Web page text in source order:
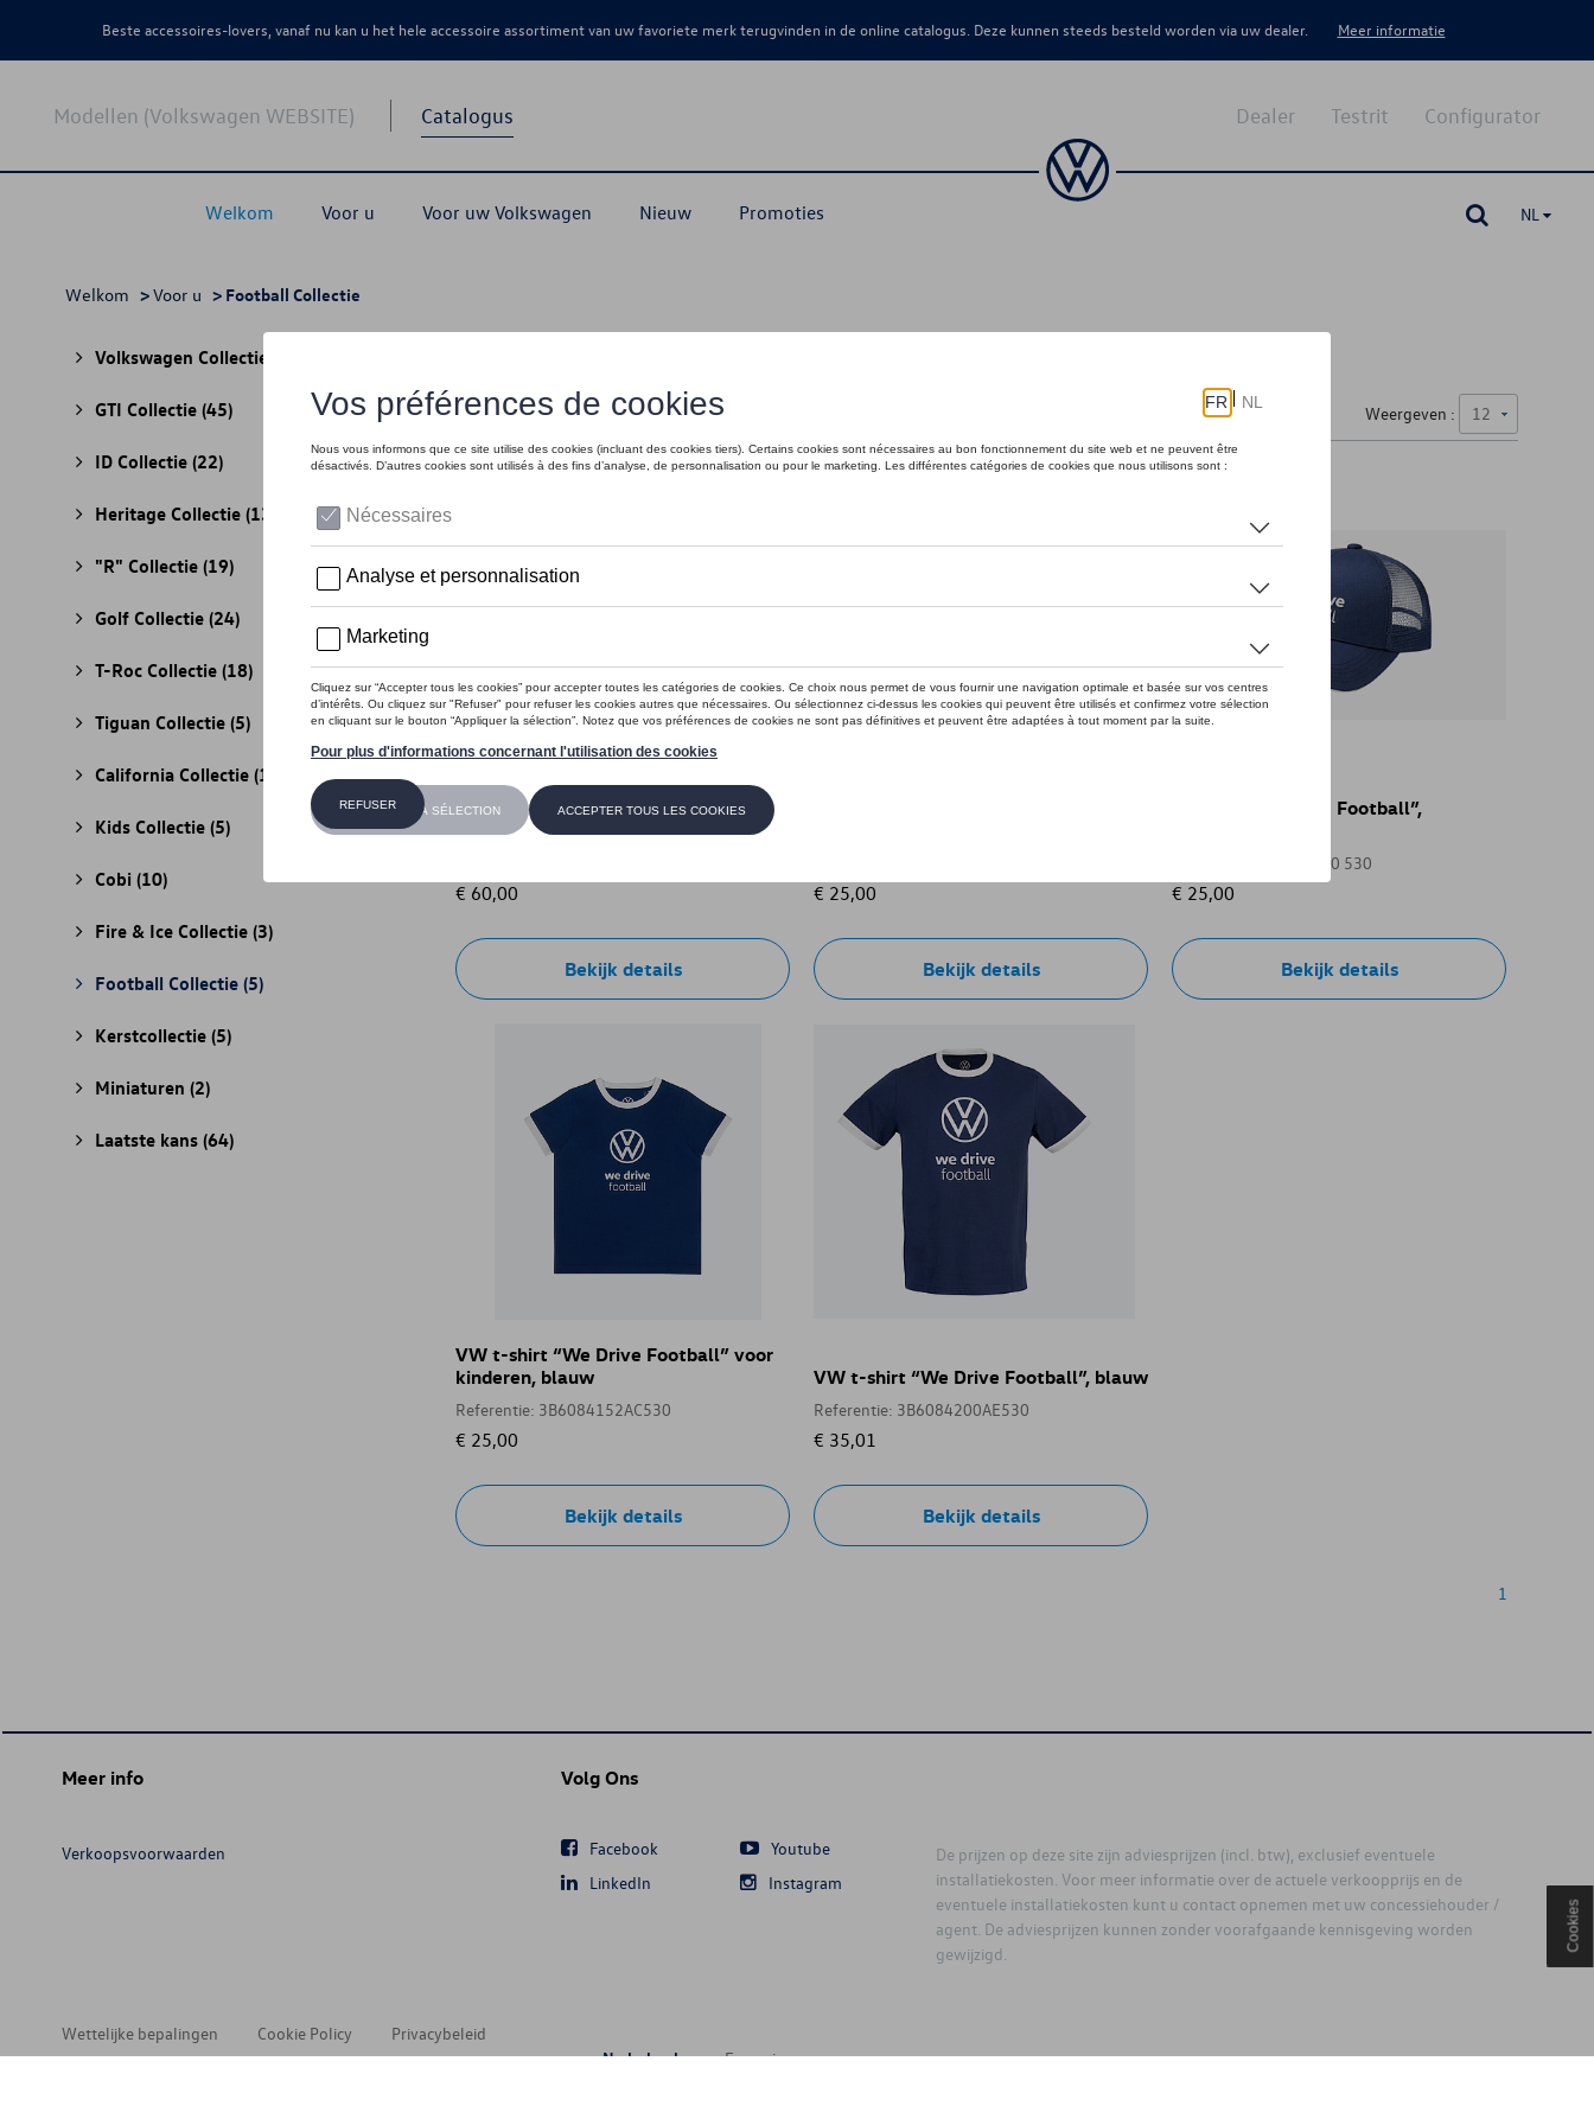
Beste accessoires-lovers, vanaf nu kan u het hele accessoire assortiment van uw favoriete merk terugvinden in de online catalogus. Deze kunnen steeds besteld worden via uw dealer. Meer informatie
Modellen (Volkswagen WEBSITE) Catalogus
Welkom Voor u Voor uw Volkswagen Nieuw Promoties
Configurator
Testrit
Dealer
NL
Welkom >Voor u > Football Collectie
Volkswagen Collectie
GTI Collectie (45)
ID Collectie (22)
Heritage Collectie (13)
"R" Collectie (19)
Golf Collectie (24)
T-Roc Collectie (18)
Tiguan Collectie (5)
California Collectie (18)
Kids Collectie (5)
Cobi (10)
Fire & Ice Collectie (3)
Football Collectie (5)
Kerstcollectie (5)
Miniaturen (2)
Laatste kans (64)
Weergeven :
VW hoodie “We Drive Football”,
blauw
€ 60,00
Bekijk details
€ 25,00
Bekijk details
VW pet “We Drive Football”,
Referentie: 3B6084300 530
€ 25,00
Bekijk details
VW t-shirt “We Drive Football” voor
kinderen, blauw
Referentie: 3B6084152AC530
€ 25,00
Bekijk details
VW t-shirt “We Drive Football”, blauw
Referentie: 3B6084200AE530
€ 35,01
Bekijk details
1
Meer info
Verkoopsvoorwaarden
Volg Ons
Facebook
Youtube
LinkedIn
Instagram
De prijzen op deze site zijn adviesprijzen (incl. btw), exclusief eventuele
installatiekosten. Voor meer informatie over de actuele verkoopprijs en de
eventuele installatiekosten kunt u contact opnemen met uw concessiehouder /
agent. De adviesprijzen kunnen zonder voorafgaande kennisgeving worden
gewijzigd.
Wettelijke bepalingen Cookie Policy
Privacybeleid
Nederlands
Français
Cookies